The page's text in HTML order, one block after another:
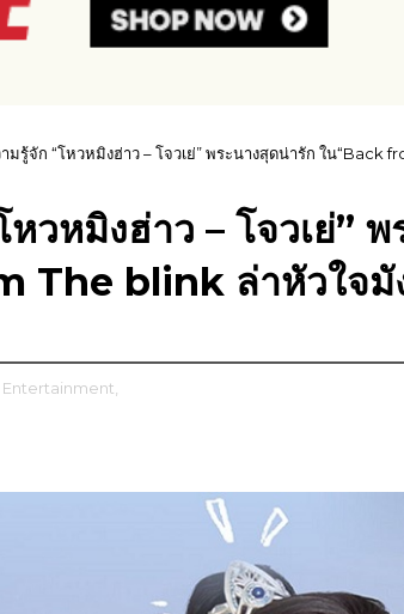
มรู้จัก “โหวหมิงฮ่าว – โจวเย่” พระนางสุดน่ารัก ใน“Back
วหมิงฮ่าว – โจวเย่”
The blink ล่าหัวใจมั
Entertainment,